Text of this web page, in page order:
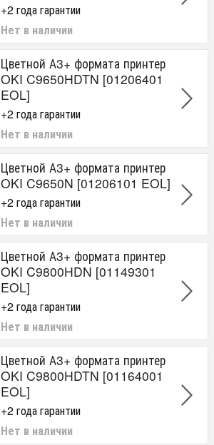
+2 года гарантии
Нет в наличии
Цветной А3+ формата принтер
OKI C9650HDTN [01206401
EOL]
+2 года гарантии
Нет в наличии
Цветной А3+ формата принтер
OKI C9650N [01206101 EOL]
+2 года гарантии
Нет в наличии
Цветной А3+ формата принтер
OKI C9800HDN [01149301
EOL]
+2 года гарантии
Нет в наличии
Цветной А3+ формата принтер
OKI C9800HDTN [01164001
EOL]
+2 года гарантии
Нет в наличии